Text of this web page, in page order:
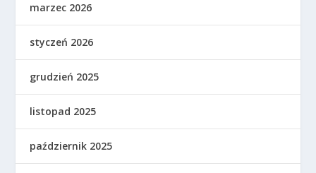
marzec 2026
styczeń 2026
grudzień 2025
listopad 2025
październik 2025